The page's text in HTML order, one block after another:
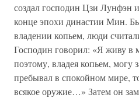
создал господин Цзи
конце эпохи династии Мин.
владении копьем, люди
Господин говорил: «Я живу в
поэтому, владея копьем, могу
пребывал в спокойном мире,
всякое оружие…» Затем он